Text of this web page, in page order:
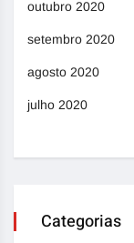
outubro 2020
setembro 2020
agosto 2020
julho 2020
Categorias